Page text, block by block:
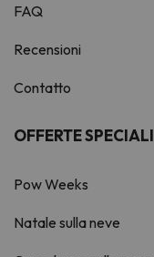
FAQ
Recensioni
Contatto
OFFERTE SPECIALI
Pow Weeks
Natale sulla neve